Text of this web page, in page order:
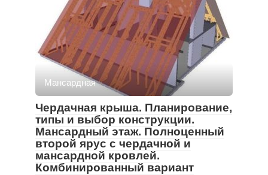
Мансардная
Чердачная крыша. Планирование,
типы и выбор конструкции.
Мансардный этаж. Полноценный
второй ярус с чердачной и
мансардной кровлей.
Комбинированный вариант